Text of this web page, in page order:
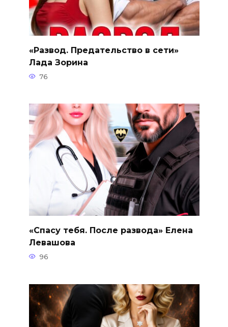
«Развод. Предательство в сети»
Лада Зорина
76
«Спасу тебя. После развода» Елена
Левашова
96